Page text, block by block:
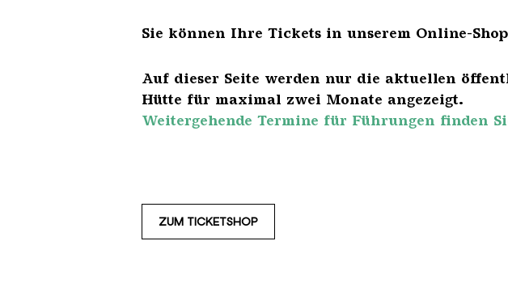
Sie können Ihre Tickets in unserem Online-
Auf dieser Seite werden nur die aktuellen
Hütte für maximal zwei Monate angezeigt.
Weitergehende Termine für Führungen finden
ZUM TICKETSHOP